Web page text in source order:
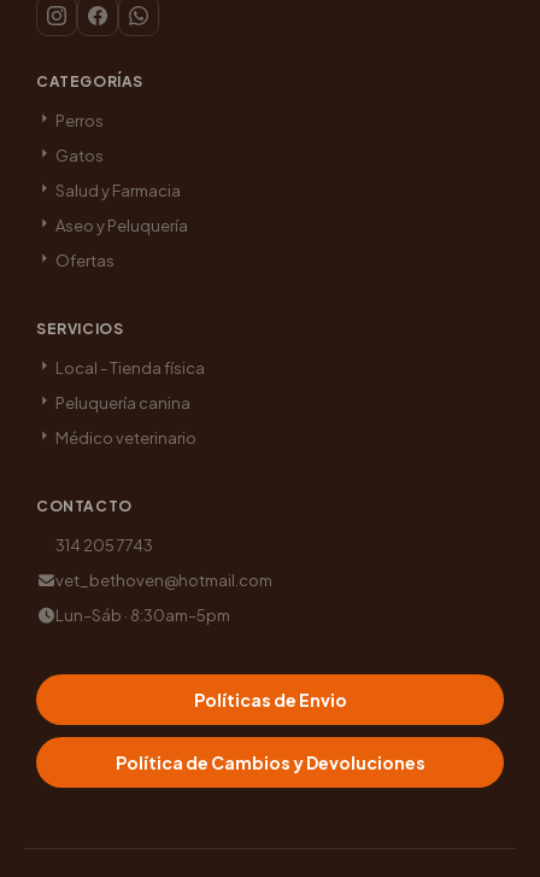
CATEGORÍAS
Perros
Gatos
Salud y Farmacia
Aseo y Peluquería
Ofertas
SERVICIOS
Local - Tienda física
Peluquería canina
Médico veterinario
CONTACTO
314 205 7743
vet_bethoven@hotmail.com
Lun–Sáb · 8:30am–5pm
Políticas de Envio
Política de Cambios y Devoluciones